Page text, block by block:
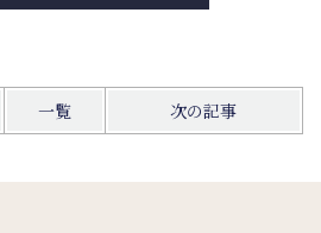
一覧 次の記事